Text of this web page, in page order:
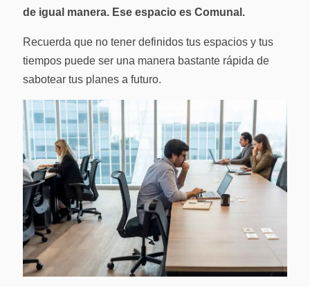
de igual manera. Ese espacio es Comunal.
Recuerda que no tener definidos tus espacios y tus
tiempos puede ser una manera bastante rápida de
sabotear tus planes a futuro.